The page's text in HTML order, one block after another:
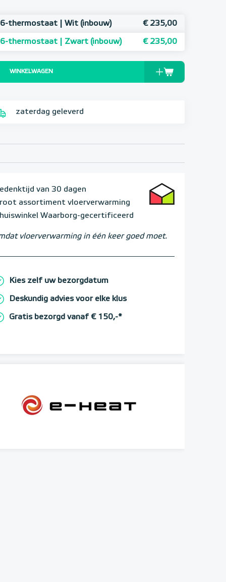
thermostaat | Wit (inbouw) € 235,00
thermostaat | Zwart (inbouw) € 235,00
WINKELWAGEN
zaterdag geleverd
van 30 dagen
assortiment vloerverwarming
Waarborg-gecertificeerd
vloerverwarming in één keer goed moet.
Kies zelf uw bezorgdatum
Deskundig advies voor elke klus
Gratis bezorgd vanaf € 150,-*